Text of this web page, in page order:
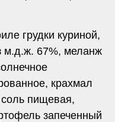
грудки куриной,
м.д.ж. 67%, меланж
крахмал
соль пищевая,
запеченный